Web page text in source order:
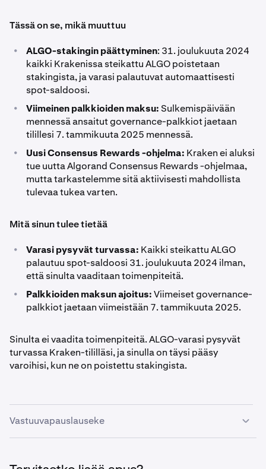
Tässä on se, mikä muuttuu
• ALGO-stakingin päättyminen: 31. joulukuuta 2024
kaikki Krakenissa steikattu ALGO poistetaan
stakingista, ja varasi palautuvat automaattisesti
spot-saldoosi.
• Viimeinen palkkioiden maksu:Sulkemispäivään
mennessä ansaitut governance-palkkiot jaetaan
tilillesi 7. tammikuuta 2025 mennessä.
• Uusi Consensus Rewards -ohjelma: Kraken ei aluksi
tue uutta Algorand Consensus Rewards -ohjelmaa,
mutta tarkastelemme sitä aktiivisesti mahdollista
tulevaa tukea varten.
Mitä sinun tulee tietää
• Varasi pysyvät turvassa: Kaikki steikattu ALGO
palautuu spot-saldoosi 31. joulukuuta 2024 ilman,
että sinulta vaaditaan toimenpiteitä.
• Palkkioiden maksun ajoitus:Viimeiset governance-
palkkiot jaetaan viimeistään 7. tammikuuta 2025.
Sinulta ei vaadita toimenpiteitä. ALGO-varasi pysyvät
turvassa Kraken-tililläsi, ja sinulla on täysi pääsy
varoihisi, kun ne on poistettu stakingista.
Vastuuvapauslauseke